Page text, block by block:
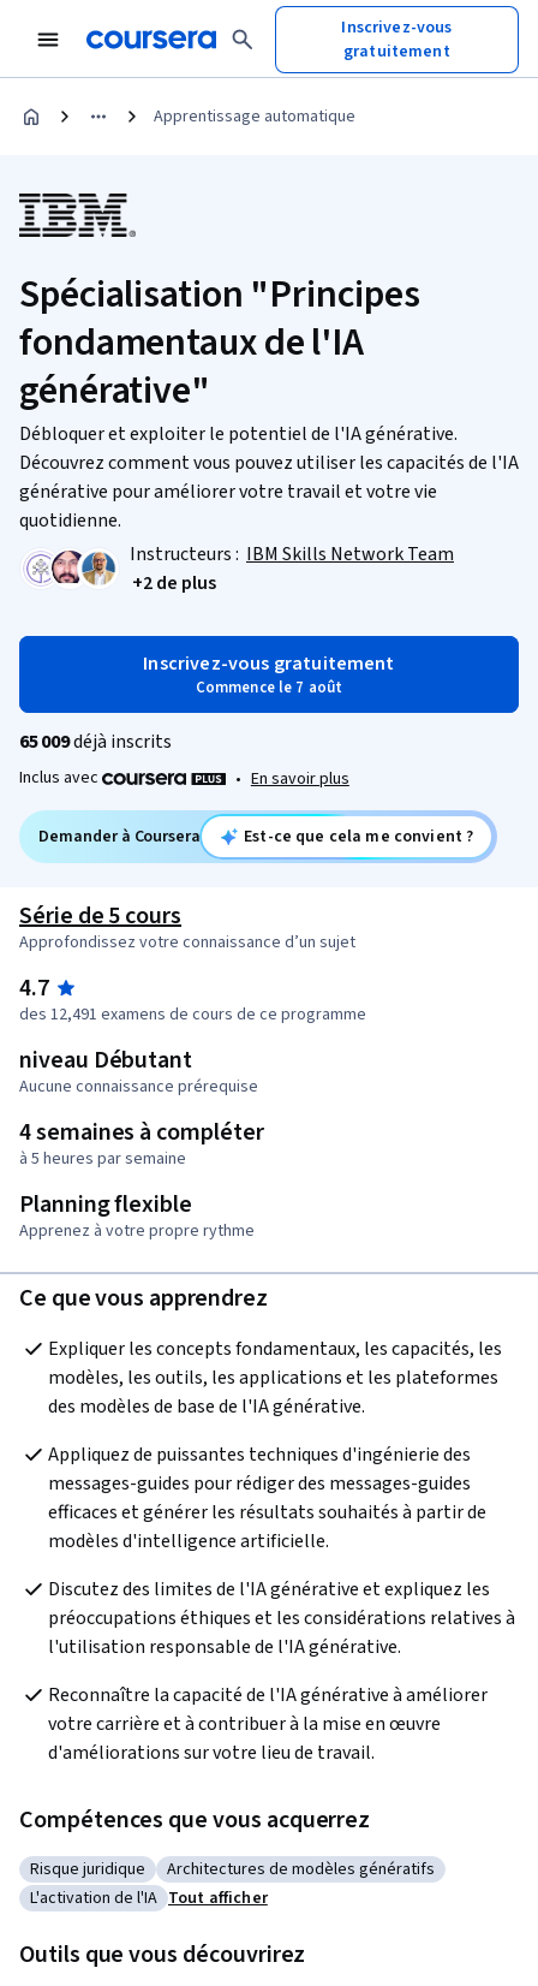
Inscrivez-vous
gratuitement
Apprentissage automatique
Spécialisation "Principes
fondamentaux de l'IA
générative"
Débloquer et exploiter le potentiel de l'IA générative.
Découvrez comment vous pouvez utiliser les capacités de l'IA
générative pour améliorer votre travail et votre vie
quotidienne.
Instructeurs : IBM Skills Network Team
+2 de plus
Inscrivez-vous gratuitement
Commence le 7 août
65 009déjà inscrits
Inclus avec • En savoir plus
Demander à Coursera Est-ce que cela me convient ?
Série de 5 cours
Approfondissez votre connaissance d’un sujet
4.7
des 12,491 examens de cours de ce programme
niveau Débutant
Aucune connaissance prérequise
4 semaines à compléter
à 5 heures par semaine
Planning flexible
Apprenez à votre propre rythme
Ce que vous apprendrez
Expliquer les concepts fondamentaux, les capacités, les
modèles, les outils, les applications et les plateformes
des modèles de base de l'IA générative.
Appliquez de puissantes techniques d'ingénierie des
messages-guides pour rédiger des messages-guides
efficaces et générer les résultats souhaités à partir de
modèles d'intelligence artificielle.
Discutez des limites de l'IA générative et expliquez les
préoccupations éthiques et les considérations relatives à
l'utilisation responsable de l'IA générative.
Reconnaître la capacité de l'IA générative à améliorer
votre carrière et à contribuer à la mise en œuvre
d'améliorations sur votre lieu de travail.
Compétences que vous acquerrez
Catégorie : Risque juridique
Risque juridique Catégorie : Architectures de modèles
Architectures de modèles génératifs
Catégorie : L'activation de l'IA
L'activation de l'IA Tout afficher
Outils que vous découvrirez